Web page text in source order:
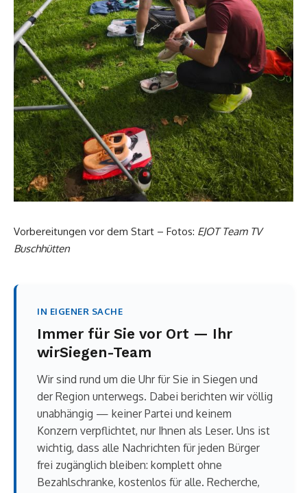
Vorbereitungen vor dem Start – Fotos: EJOT Team TV
Buschhütten
IN EIGENER SACHE
Immer für Sie vor Ort — Ihr
wirSiegen-Team
Wir sind rund um die Uhr für Sie in Siegen und
der Region unterwegs. Dabei berichten wir völlig
unabhängig — keiner Partei und keinem
Konzern verpflichtet, nur Ihnen als Leser. Uns ist
wichtig, dass alle Nachrichten für jeden Bürger
frei zugänglich bleiben: komplett ohne
Bezahlschranke, kostenlos für alle. Recherche,